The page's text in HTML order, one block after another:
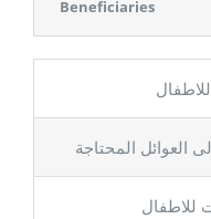
Beneficiaries
العوائل المحتاجة
للاطفال